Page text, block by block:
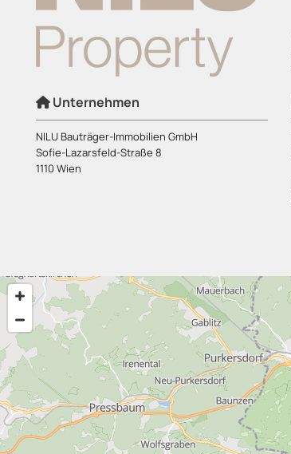
 Unternehmen
NILU Bauträger-Immobilien GmbH
Sofie-Lazarsfeld-Straße 8
1110 Wien